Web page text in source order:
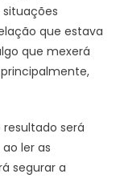
que estava
que mexerá
será
ler as
segurar a